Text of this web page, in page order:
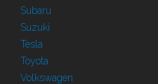
Subaru
Suzuki
Tesla
Toyota
Volkswagen